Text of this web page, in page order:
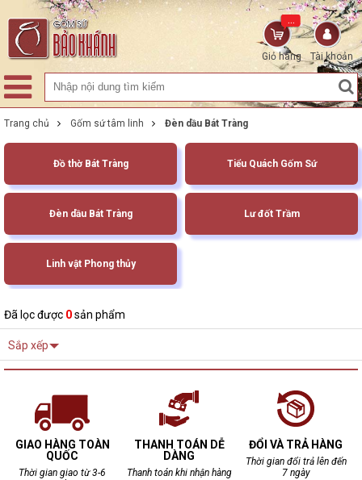
Tài khoản
Giỏ hàng
...
Trang chủ Gốm sứ tâm linh Đèn dầu Bát Tràng
Đồ thờ Bát Tràng Tiểu Quách Gốm Sứ
Đèn dầu Bát Tràng Lư đốt Trầm
Linh vật Phong thủy
Đã lọc được 0sản phẩm
Sắp xếp
GIAO HÀNG TOÀN
QUỐC
Thời gian giao từ 3-6
THANH TOÁN DỄ
DÀNG
Thanh toán khi nhận hàng
ĐỔI VÀ TRẢ HÀNG
Thời gian đổi trả lên đến
7 ngày